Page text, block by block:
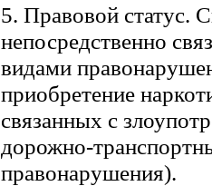
5. Правовой статус.
непосредственно
видами
приобретение
связанных с
дорожно-
правонарушения).